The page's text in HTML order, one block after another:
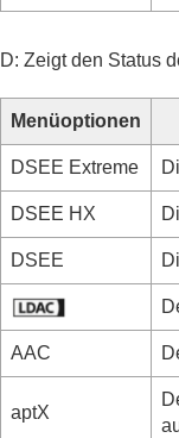
D: Zeigt den Status
Menüoptionen
DSEE Extreme
DSEE HX
DSEE
AAC
aptX